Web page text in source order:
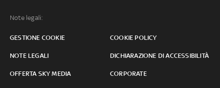
Note legali:
GESTIONE COOKIE COOKIE POLICY
NOTE LEGALI DICHIARAZIONE DI ACCESSIBILITÀ
OFFERTA SKY MEDIA CORPORATE